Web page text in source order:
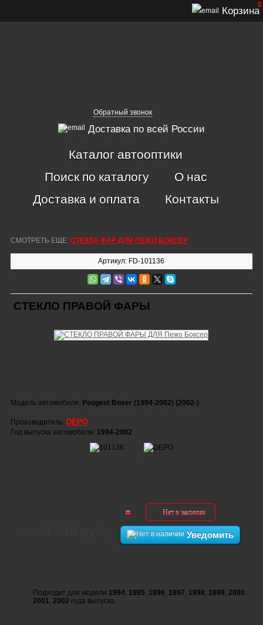
Обратный звонок
Доставка по всей России
Корзина
0
Каталог автооптики
Поиск по каталогу
О нас
Доставка и оплата
Контакты
СМОТРЕТЬ ЕЩЕ: СТЕКЛА ФАР ДЛЯ ПЕЖО БОКСЕР
Артикул: FD-101136
СТЕКЛО ПРАВОЙ ФАРЫ
Модель автомобиля: Peugeot Boxer (1994-2002) (2002-)
Производитель: DEPO
Год выпуска автомобиля: 1994-2002
Нет в наличии
Уведомить
Подходит для модели 1994, 1995, 1996, 1997, 1998, 1999, 2000,
2001, 2002 года выпуска.